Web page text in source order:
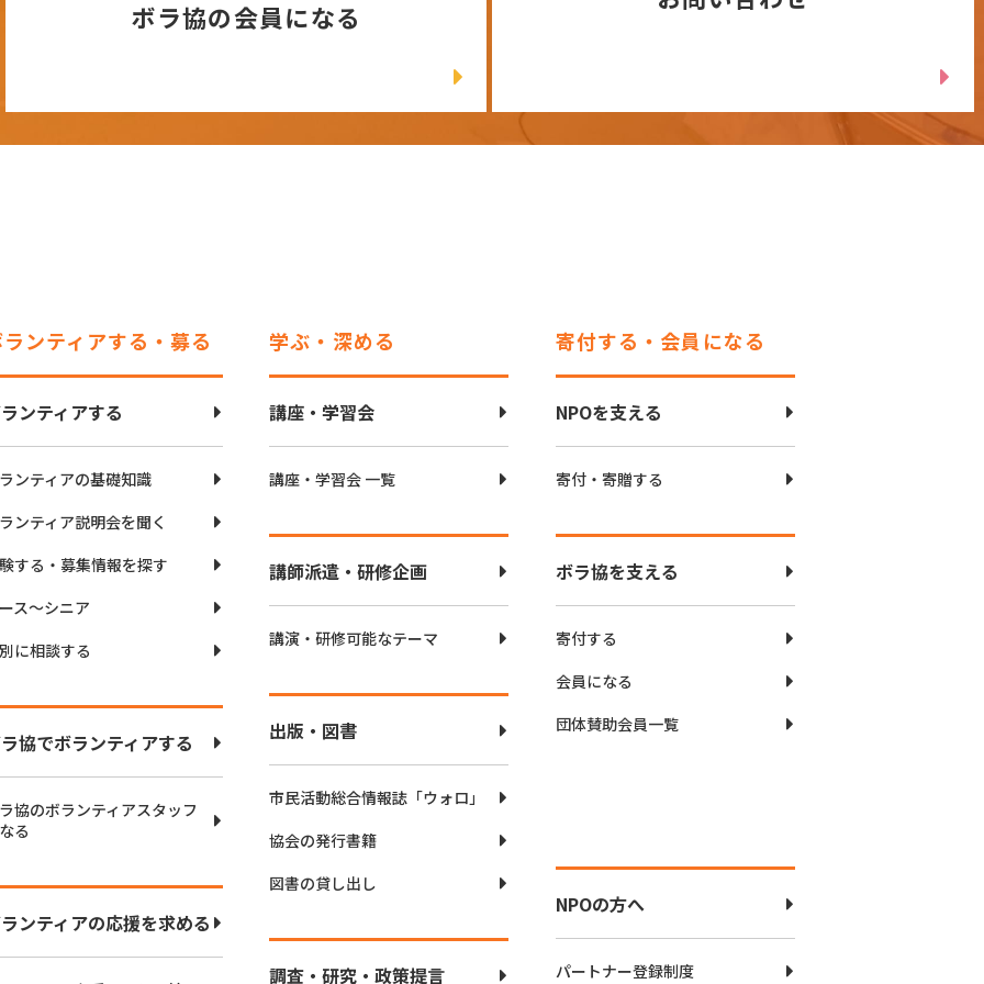
ボラ協の会員になる
ンティアする・募る
ンティアする
ンティアの基礎知識
ンティア説明会を聞く
する・募集情報を探す
ス〜シニア
に相談する
協でボランティアする
協のボランティアスタッフ
る
ンティアの応援を求める
学ぶ・深める
講座・学習会
講座・学習会 一覧
講師派遣・研修企画
講演・研修可能なテーマ
出版・図書
市民活動総合情報誌「ウォロ」
協会の発行書籍
図書の貸し出し
調査・研究・政策提言
寄付する・会員になる
NPOを支える
寄付・寄贈する
ボラ協を支える
寄付する
会員になる
団体賛助会員一覧
NPOの方へ
パートナー登録制度